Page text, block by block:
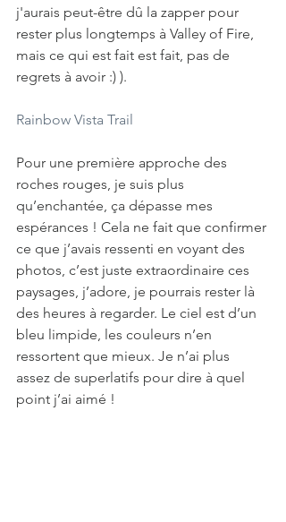
j'aurais peut-être dû la zapper pour
rester plus longtemps à Valley of Fire,
mais ce qui est fait est fait, pas de
regrets à avoir :) ).
Rainbow Vista Trail
Pour une première approche des
roches rouges, je suis plus
qu’enchantée, ça dépasse mes
espérances ! Cela ne fait que confirmer
ce que j’avais ressenti en voyant des
photos, c’est juste extraordinaire ces
paysages, j’adore, je pourrais rester là
des heures à regarder. Le ciel est d’un
bleu limpide, les couleurs n’en
ressortent que mieux. Je n’ai plus
assez de superlatifs pour dire à quel
point j’ai aimé !